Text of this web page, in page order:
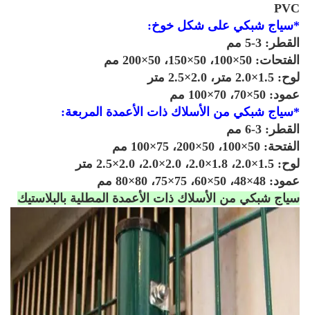
شبكي على شكل خوخ:
3-5 مم
50×100، 50×150، 50×200 مم
متر، 2.0×2.5 متر
70×100 مم
شبكي من الأسلاك ذات الأعمدة المربعة:
3-6 مم
50×100، 50×200، 75×100 مم
2.0×2.0، 2.0×2.5 متر
50×60، 75×75، 80×80 مم
شبكي من الأسلاك ذات الأعمدة المطلية بالبلاستيك